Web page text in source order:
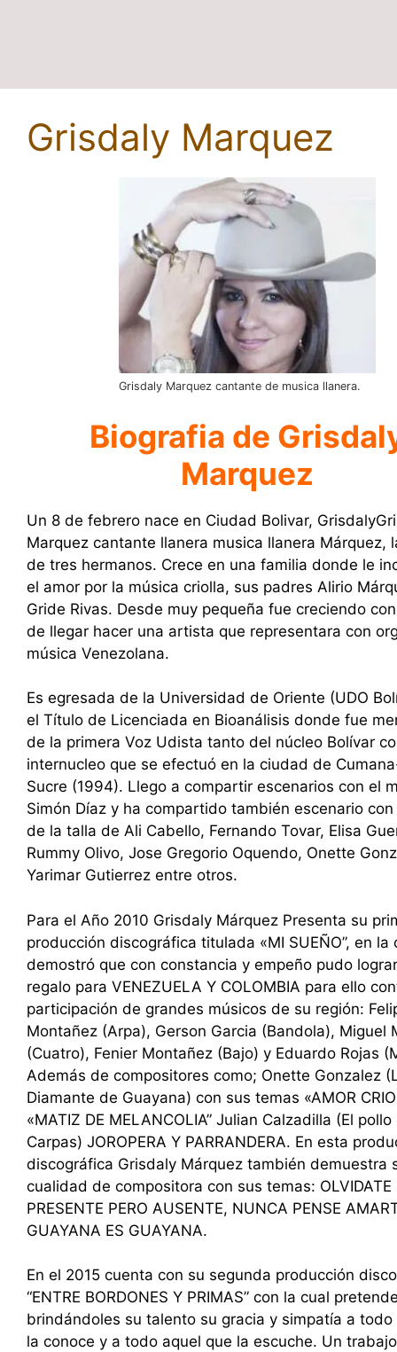
Grisdaly Marquez
Grisdaly Marquez cantante de musica llanera.
Biografia de
Marquez
Un 8 de febrero nace en Ciudad Bolivar,
Marquez cantante llanera musica llanera Márquez,
de tres hermanos. Crece en una familia donde le
el amor por la música criolla, sus padres Alirio
Gride Rivas. Desde muy pequeña fue creciendo
de llegar hacer una artista que representara con
música Venezolana.
Es egresada de la Universidad de Oriente (UDO
el Título de Licenciada en Bioanálisis donde fue
de la primera Voz Udista tanto del núcleo Bolívar
internucleo que se efectuó en la ciudad de
Sucre (1994). Llego a compartir escenarios con el
Simón Díaz y ha compartido también escenario
de la talla de Ali Cabello, Fernando Tovar, Elisa
Rummy Olivo, Jose Gregorio Oquendo, Onette
Yarimar Gutierrez entre otros.
Para el Año 2010 Grisdaly Márquez Presenta su
producción discográfica titulada «MI SUEÑO”, en la
demostró que con constancia y empeño pudo
regalo para VENEZUELA Y COLOMBIA para ello
participación de grandes músicos de su región:
Montañez (Arpa), Gerson Garcia (Bandola), Miguel
(Cuatro), Fenier Montañez (Bajo) y Eduardo Rojas
Además de compositores como; Onette Gonzalez
Diamante de Guayana) con sus temas «AMOR
«MATIZ DE MELANCOLIA” Julian Calzadilla (El
Carpas) JOROPERA Y PARRANDERA. En esta
discográfica Grisdaly Márquez también demuestra
cualidad de compositora con sus temas: OLVIDATE
PRESENTE PERO AUSENTE, NUNCA PENSE
GUAYANA ES GUAYANA.
En el 2015 cuenta con su segunda producción
“ENTRE BORDONES Y PRIMAS” con la cual
brindándoles su talento su gracia y simpatía a todo
la conoce y a todo aquel que la escuche. Un